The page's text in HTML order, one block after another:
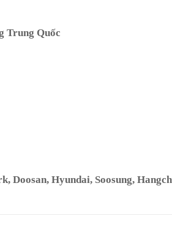
Trung Quốc
Doosan, Hyundai, Soosung,